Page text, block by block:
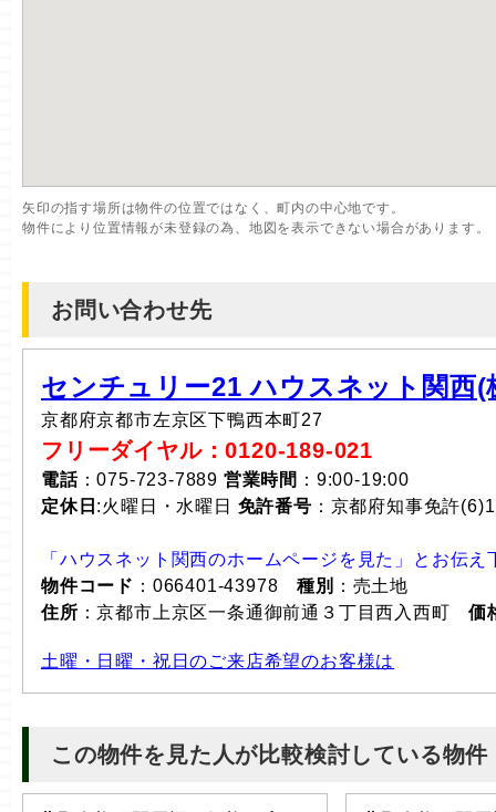
矢印の指す場所は物件の位置ではなく、町内の中心地です。
物件により位置情報が未登録の為、地図を表示できない場合があります。
お問い合わせ先
センチュリー21 ハウスネット関西(
京都府京都市左京区下鴨西本町27
フリーダイヤル：0120-189-021
電話：075-723-7889 営業時間 ：9:00-19:00
定休日 :火曜日・水曜日 免許番号 ：京都府知事免許
「ハウスネット関西のホームページを見た」とお伝え
物件コード ：066401-43978 種別
：売土地
住所 ：京都市上京区一条通御前通３丁目西入西町価
土曜・日曜・祝日のご来店希望のお客様は
この物件を見た人が比較検討している物件